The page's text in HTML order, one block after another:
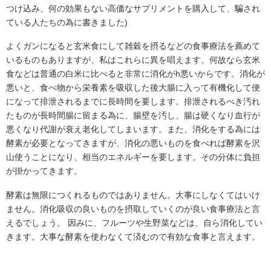
つけ込み、何の効果もない高価なサプリメントを購入して、騙され
ている人たちの為に書きました)
よくガンになると玄米食にして雑穀を摂るなどの食事療法を薦めて
いるものもありますが、私はこれらに異を唱えます。何故なら玄米
食などは普通の白米に比べると非常に消化がh悪いからです。消化が
悪いと、食べ物から栄養素を吸収した後大腸に入って有機化して便
になって排泄されるまでに長時間を要します。排泄されるべき汚れ
たものが長時間腸に留まる為に、腸壁を汚し、腸は硬くなり血行が
悪くなり代謝が衰え老化してしまいます。また、消化をする為には
酵素が必要となってきますが、消化の悪いものを食べれば酵素を沢
山使うことになり、相当のエネルギーを要します。その分体に負担
が掛かってきます。
酵素は無限につくれるものではありません。大事にしなくてはいけ
ません。消化吸収の良いものを摂取していくのが良い食事療法と言
えるでしょう。 因みに、フルーツや生野菜などは、自ら消化してい
きます。大事な酵素を使わなくて済むので有効な食事と言えます。